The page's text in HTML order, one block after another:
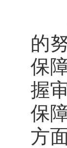
在
的
保
握
保
方